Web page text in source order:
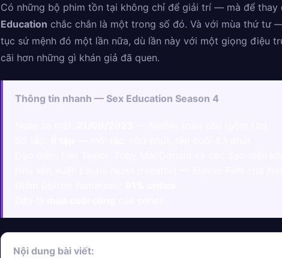
Có những bộ phim tồn tại không chỉ để giải trí — mà để thay
Education chắc chắn là một trong số đó. Và với mùa thứ tư
tục sứ mệnh đó một lần nữa, dù lần này với một giọng điệu
cãi hơn những gì khán giả đã quen.
Thông tin nhanh — Sex Education Season 4
Nội dung bài viết: